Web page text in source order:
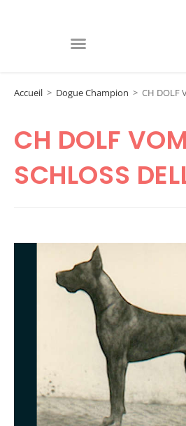
Accueil > Dogue Champion > CH DOLF
CH DOLF VOM
SCHLOSS